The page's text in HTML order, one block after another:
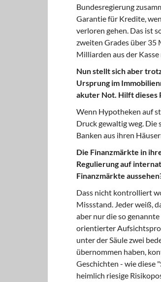
Bundesregierung
Garantie für Kredite,
verloren gehen. Das ist
zweiten Grades über 35
Milliarden aus der
Nun stellt sich aber
Ursprung im
akuter Not. Hilft dieses
Wenn Hypotheken auf
Druck gewaltig weg.
Banken aus ihren
Die Finanzmärkte in
Regulierung auf
Finanzmärkte
Dass nicht kontrolliert
Missstand. Jeder weiß,
aber nur die so
orientierter
unter der Säule zwei
übernommen haben,
Geschichten - wie diese
heimlich riesige